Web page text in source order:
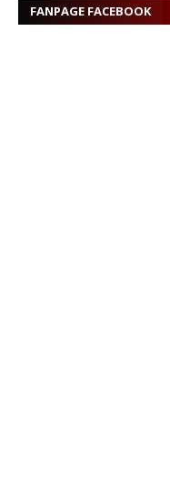
FANPAGE FACEBOOK